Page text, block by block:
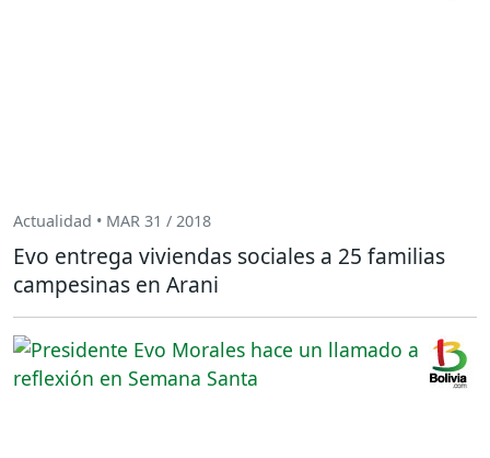
Actualidad • MAR 31 / 2018
Evo entrega viviendas sociales a 25 familias
campesinas en Arani